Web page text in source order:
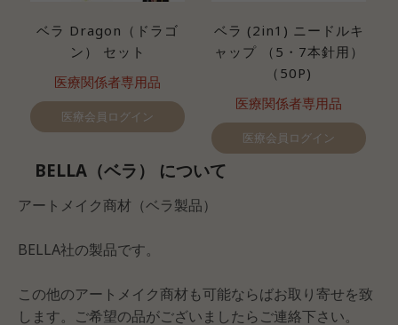
ベラ Dragon（ドラゴ
ン） セット
医療関係者専用品
医療会員ログイン
ベラ (2in1) ニードルキ
ャップ （5・7本針用）
（50P)
医療関係者専用品
医療会員ログイン
BELLA（ベラ） について
アートメイク商材（ベラ製品）
BELLA社の製品です。
この他のアートメイク商材も可能ならばお取り寄せを致
します。ご希望の品がございましたらご連絡下さい。